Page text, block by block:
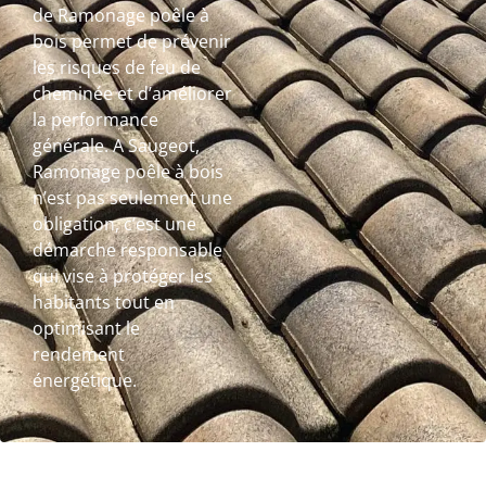
de Ramonage poêle à
bois permet de prévenir
les risques de feu de
cheminée et d’améliorer
la performance
générale. A Saugeot,
Ramonage poêle à bois
n’est pas seulement une
obligation, c’est une
démarche responsable
qui vise à protéger les
habitants tout en
optimisant le
rendement
énergétique.